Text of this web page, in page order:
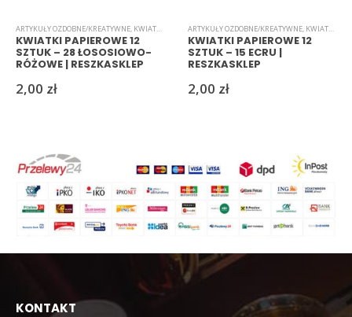
ARTYKUŁY OZDOBNE/KREATYWNE, KWIATKI PAPIEROWE
KWIATKI PAPIEROWE 12
SZTUK – 28 ŁOSOSIOWO-
RÓŻOWE | RESZKASKLEP
2,00 zł
ARTYKUŁY OZDOBNE/KREATYWNE, KWIATKI
KWIATKI PAPIEROWE 12
SZTUK – 15 ECRU |
RESZKASKLEP
2,00 zł
KONTAKT